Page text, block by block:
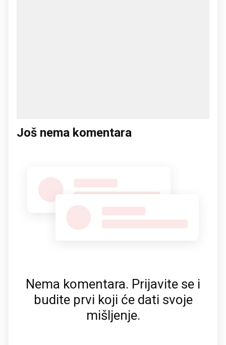
Još nema komentara
Nema komentara. Prijavite se i
budite prvi koji će dati svoje
mišljenje.